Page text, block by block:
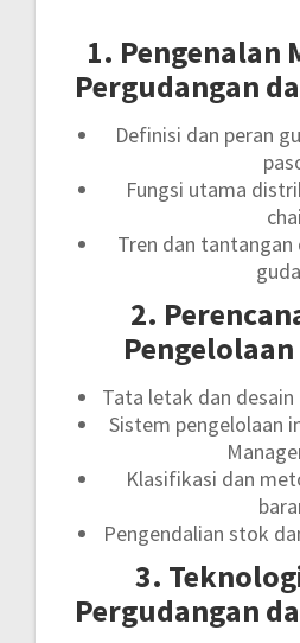
1. Pengenalan
Pergudangan
Definisi dan peran
Fungsi utama
Tren dan
2.
Tata letak dan
Sistem pengelolaan
Klasifikasi dan
Pengendalian stok
3.
Pergudangan